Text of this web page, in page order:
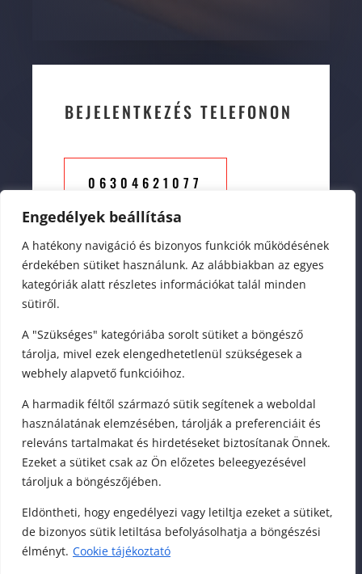
Engedélyek beállítása
A hatékony navigáció és bizonyos funkciók működésének
érdekében sütiket használunk. Az alábbiakban az egyes
kategóriák alatt részletes információkat talál minden
sütiről.
A "Szükséges" kategóriába sorolt sütiket a böngésző
tárolja, mivel ezek elengedhetetlenül szükségesek a
webhely alapvető funkcióihoz.
A harmadik féltől származó sütik segítenek a weboldal
használatának elemzésében, tárolják a preferenciáit és
releváns tartalmakat és hirdetéseket biztosítanak Önnek.
Ezeket a sütiket csak az Ön előzetes beleegyezésével
tároljuk a böngészőjében.
Eldöntheti, hogy engedélyezi vagy letiltja ezeket a sütiket,
de bizonyos sütik letiltása befolyásolhatja a böngészési
élményt. Cookie tájékoztató
BEJELENTKEZÉS TELEFONON
06304621077
Copyright © fitwell.hu2004-
2024 Sellei Máté
Gyógymasszőr – Akupresszőr és
Reflexológus Természetgyógyász
HÁZHOZ